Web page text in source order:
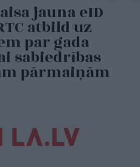
jauna eID
atbild uz
par gada
sabiedrības
pārmaiņām